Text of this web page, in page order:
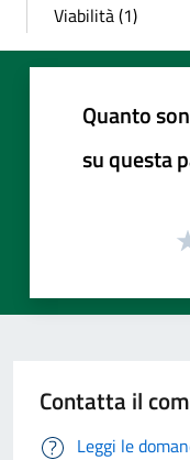
Viabilità (1)
Quanto
su questa
Contatta il
Leggi le